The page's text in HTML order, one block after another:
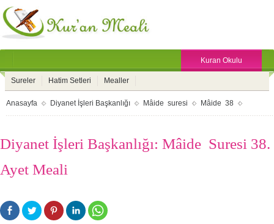
Kuran Okulu
Sureler Hatim Setleri Mealler
Anasayfa Diyanet İşleri Başkanlığı Mâide suresi Mâide 38
Diyanet İşleri Başkanlığı: Mâide Suresi 38.
Ayet Meali